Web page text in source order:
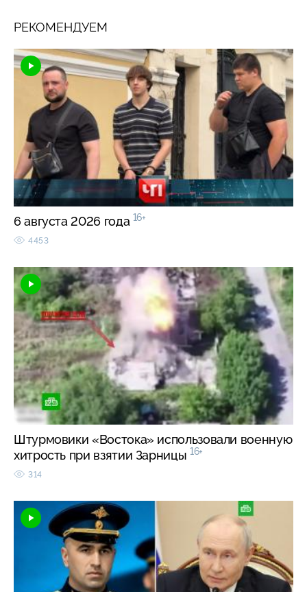
РЕКОМЕНДУЕМ
6 августа 2026 года 16+
4453
Штурмовики «Востока» использовали военную
хитрость при взятии Зарницы 16+
314